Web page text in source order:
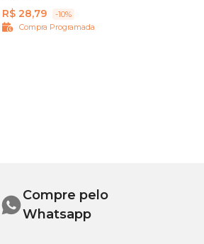
R$ 28,79
-10%
Compra Programada
Compre pelo
Whatsapp